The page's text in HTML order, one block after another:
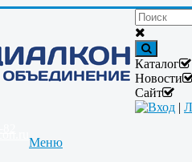
Каталог
Новости
Сайт
Вход |
Меню